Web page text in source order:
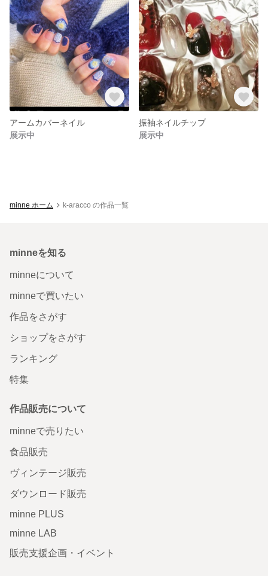
アームカバーネイル
展示中
振袖ネイルチップ
展示中
minne ホーム k-aracco の作品一覧
minneを知る
minneについて
minneで買いたい
作品をさがす
ショップをさがす
ランキング
特集
作品販売について
minneで売りたい
食品販売
ヴィンテージ販売
ダウンロード販売
minne PLUS
minne LAB
販売支援企画・イベント